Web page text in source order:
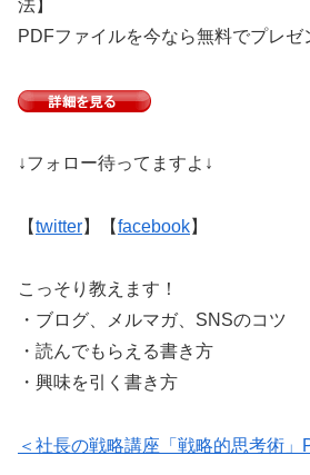
法】
PDFファイルを今なら無料でプレゼ
↓フォロー待ってますよ↓
【twitter】【facebook】
こっそり教えます！
・ブログ、メルマガ、SNSのコツ
・読んでもらえる書き方
・興味を引く書き方
＜社長の戦略講座「戦略的思考術」